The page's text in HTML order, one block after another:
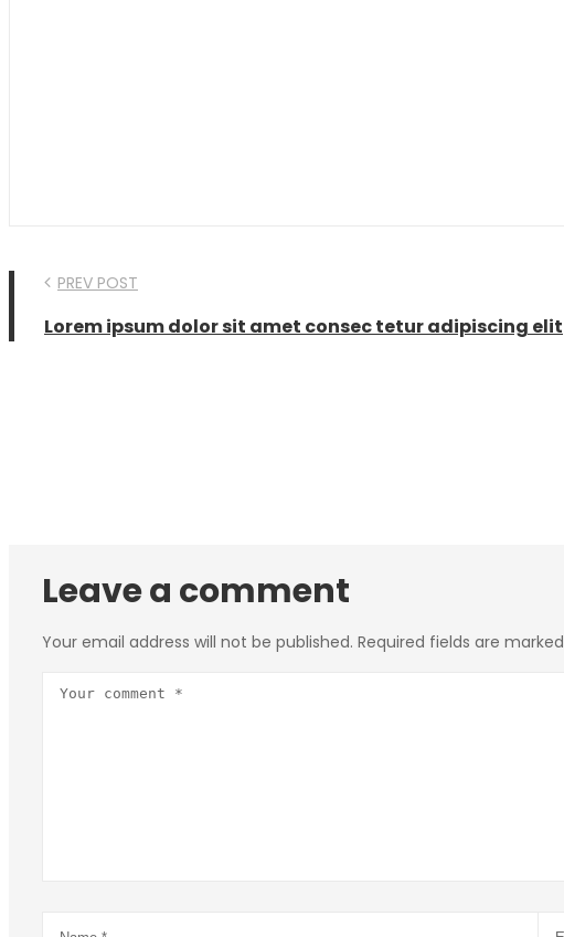
PREV POST
Lorem ipsum dolor sit amet consec tetur adipiscing elit
Leave a comment
Your email address will not be published. Required fields are marked